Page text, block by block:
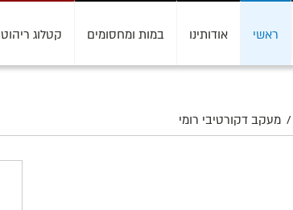
ראשי אודותינו במות ומחסומים קטלוג ריהוט
/ מעקב דקורטיבי רומי